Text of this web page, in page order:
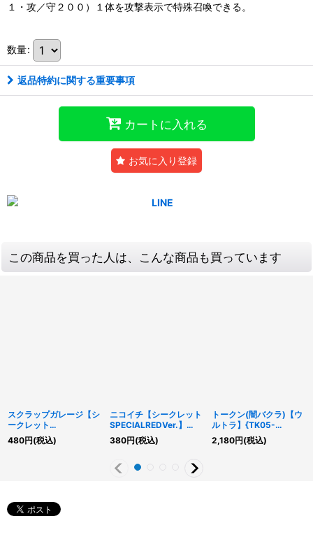
１・攻／守２００）１体を攻撃表示で特殊召喚できる。
数量:
返品特約に関する重要事項
カートに入れる
お気に入り登録
この商品を買った人は、こんな商品も買っています
スクラップガレージ【シ
ークレット
SPECIALREDVer.】
{25PP-JP003}《罠》
480円(税込)
ニコイチ【シークレット
SPECIALREDVer.】
{25PP-JP002}《魔
法》
380円(税込)
トークン(闇バクラ)【ウ
ルトラ】{TK05-
JP003}《トークン》
2,180円(税込)